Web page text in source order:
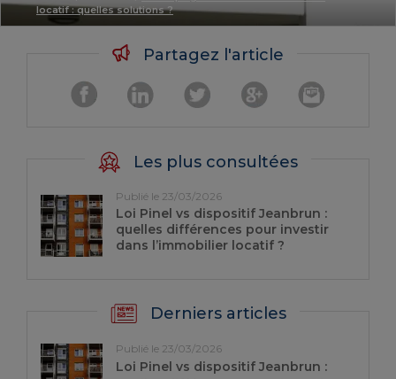
locatif : quelles solutions ?
Partagez l'article
Les plus consultées
Publié le 23/03/2026
Loi Pinel vs dispositif Jeanbrun :
quelles différences pour investir
dans l’immobilier locatif ?
Derniers articles
Publié le 23/03/2026
Loi Pinel vs dispositif Jeanbrun :